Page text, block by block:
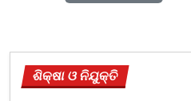
ଶିକ୍ଷା ଓ ନିଯୁକ୍ତି